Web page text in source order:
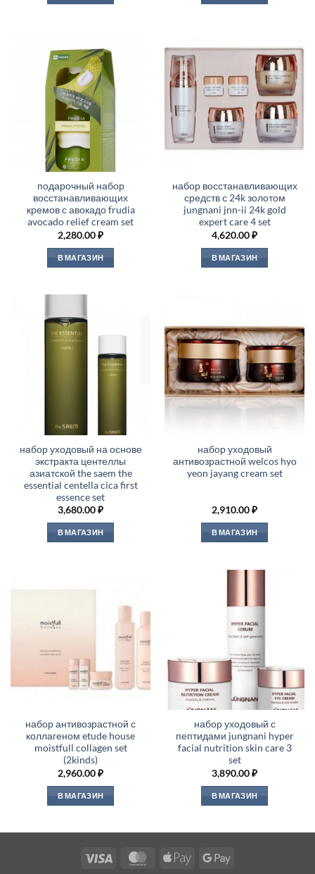
подарочный набор
восстанавливающих
кремов с авокадо frudia
avocado relief cream set
2,280.00₽
В МАГАЗИН
набор восстанавливающих
средств с 24k золотом
jungnani jnn-ii 24k gold
expert care 4 set
4,620.00₽
В МАГАЗИН
набор уходовый на основе
экстракта центеллы
азиатской the saem the
essential centella cica first
essence set
3,680.00₽
В МАГАЗИН
набор уходовый
антивозрастной welcos hyo
yeon jayang cream set
2,910.00₽
В МАГАЗИН
набор антивозрастной с
коллагеном etude house
moistfull collagen set
(2kinds)
2,960.00₽
В МАГАЗИН
набор уходовый с
пептидами jungnani hyper
facial nutrition skin care 3
set
3,890.00₽
В МАГАЗИН
Visa MasterCardApple
Google